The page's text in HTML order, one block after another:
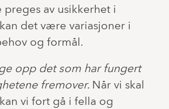
preges av usikkerhet i
det være variasjoner i
og formål.
opp det som har fungert
fremover. Når vi skal
vi fort gå i fella og